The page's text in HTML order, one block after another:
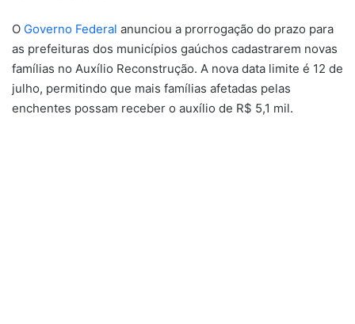
O Governo Federal anunciou a prorrogação do prazo para
as prefeituras dos municípios gaúchos cadastrarem novas
famílias no Auxílio Reconstrução. A nova data limite é 12 de
julho, permitindo que mais famílias afetadas pelas
enchentes possam receber o auxílio de R$ 5,1 mil.